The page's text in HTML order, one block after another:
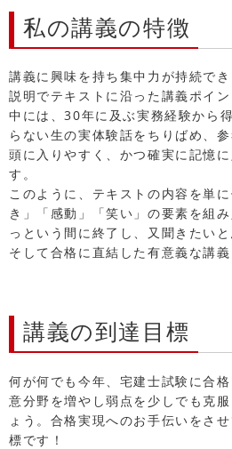
私の講義の特徴
講義に興味を持ち集中力が持続で
説明でテキストに沿った講義ポイ
中には、30年に及ぶ実務経験から
らない生の実体験話をちりばめ、
頭に入りやすく、かつ確実に記憶
す。
このように、テキストの内容を単
き」「感動」「笑い」の要素を組
っという間に終了し、又聞きたい
そして合格に直結した有意義な講義
講義の到達目標
何が何でも今年、宅建士試験に合
意分野を増やし弱点を少しでも克
ょう。合格実現へのお手伝いをさ
標です！